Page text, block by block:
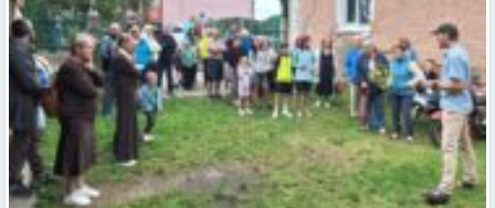
Valmieras dzimšanas diena sākas ar Krāču kakta svētkiem